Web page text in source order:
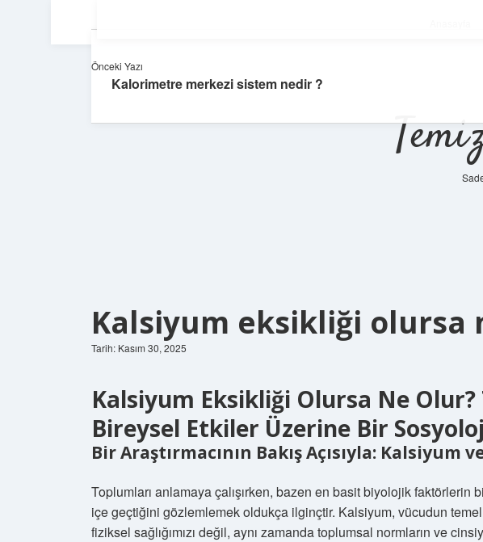
Kalsiyum eksikliği olursa
Tarih: Kasım 30, 2025
Kalsiyum Eksikliği Olursa Ne Olur?
Bireysel Etkiler Üzerine Bir
Bir Araştırmacının Bakış Açısıyla: Kalsiyum
Toplumları anlamaya çalışırken, bazen en basit biyolojik faktörlerin
içe geçtiğini gözlemlemek oldukça ilginçtir. Kalsiyum, vücudun
fiziksel sağlığımızı değil, aynı zamanda toplumsal normların ve
Önceki Yazı
Kalorimetre merkezi sistem nedir ?